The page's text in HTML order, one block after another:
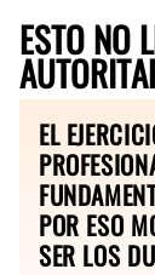
ESTO NO
EL
POR ESO
SER LOS